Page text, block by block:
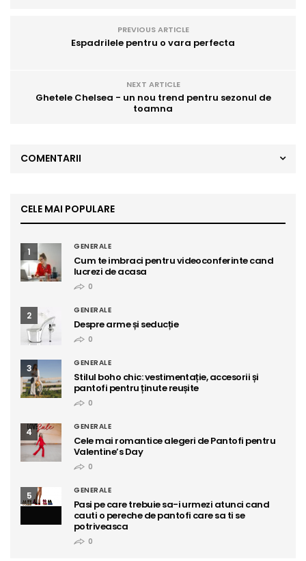
PREVIOUS ARTICLE
Espadrilele pentru o vara perfecta
NEXT ARTICLE
Ghetele Chelsea - un nou trend pentru sezonul de
toamna
COMENTARII
CELE MAI POPULARE
1 GENERALE
Cum te imbraci pentru videoconferinte cand
lucrezi de acasa
0
2 GENERALE
Despre arme și seducție
0
3 GENERALE
Stilul boho chic: vestimentație, accesorii și
pantofi pentru ținute reușite
0
4 GENERALE
Cele mai romantice alegeri de Pantofi pentru
Valentine’s Day
0
5 GENERALE
Pasi pe care trebuie sa-i urmezi atunci cand
cauti o pereche de pantofi care sa ti se
potriveasca
0